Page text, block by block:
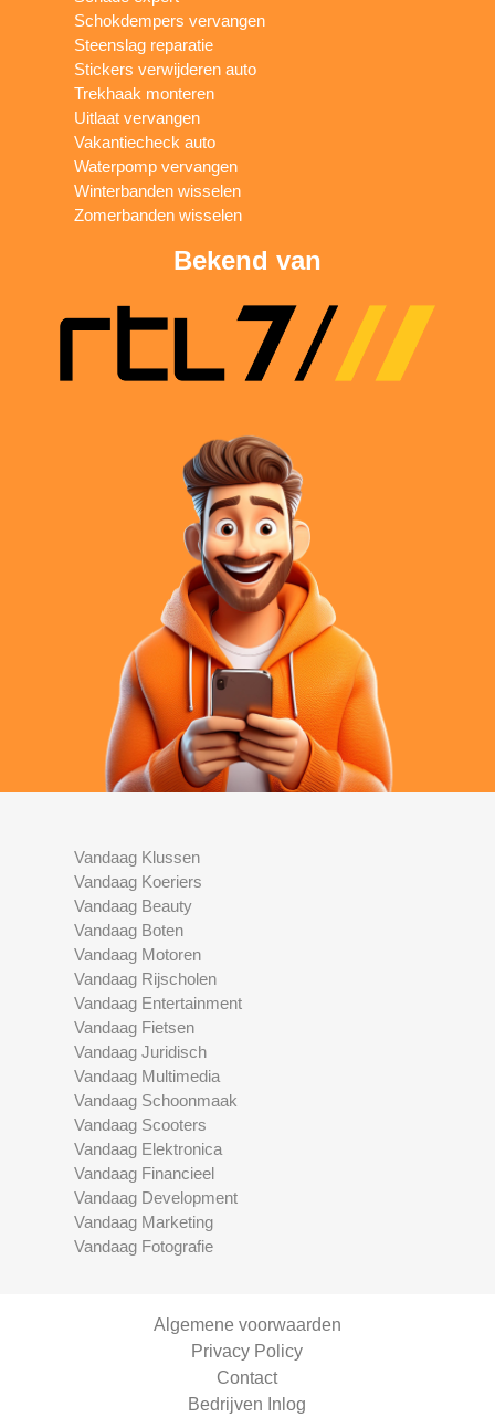
Schokdempers vervangen
Steenslag reparatie
Stickers verwijderen auto
Trekhaak monteren
Uitlaat vervangen
Vakantiecheck auto
Waterpomp vervangen
Winterbanden wisselen
Zomerbanden wisselen
Bekend van
Vandaag Klussen
Vandaag Koeriers
Vandaag Beauty
Vandaag Boten
Vandaag Motoren
Vandaag Rijscholen
Vandaag Entertainment
Vandaag Fietsen
Vandaag Juridisch
Vandaag Multimedia
Vandaag Schoonmaak
Vandaag Scooters
Vandaag Elektronica
Vandaag Financieel
Vandaag Development
Vandaag Marketing
Vandaag Fotografie
Algemene voorwaarden
Privacy Policy
Contact
Bedrijven Inlog